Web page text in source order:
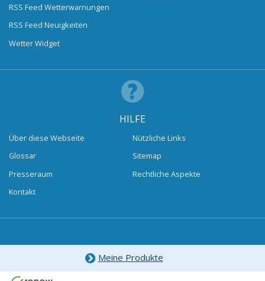
RSS Feed Wetterwarnungen
RSS Feed Neuigkeiten
Wetter Widget
HILFE
Über diese Webseite
Glossar
Presseraum
Kontakt
Nützliche Links
Sitemap
Rechtliche Aspekte
Meine Produkte